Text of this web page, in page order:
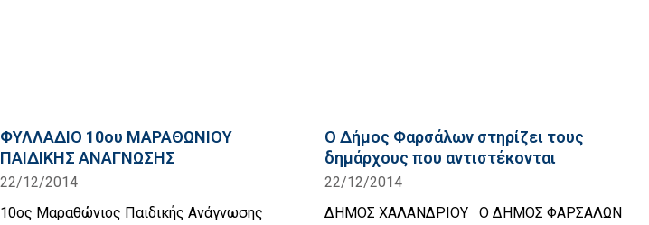
ΦΥΛΛΑΔΙΟ 10ου ΜΑΡΑΘΩΝΙΟΥ
ΠΑΙΔΙΚΗΣ ΑΝΑΓΝΩΣΗΣ
22/12/2014
10ος Μαραθώνιος Παιδικής Ανάγνωσης
Ο Δήμος Φαρσάλων στηρίζει τους
δημάρχους που αντιστέκονται
22/12/2014
ΔΗΜΟΣ ΧΑΛΑΝΔΡΙΟΥ Ο ΔΗΜΟΣ ΦΑΡΣΑΛΩΝ